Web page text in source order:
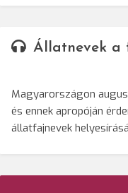
Állatnevek a
Magyarországon
és ennek apropóján
állatfajnevek